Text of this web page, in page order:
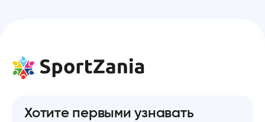
Хотите первыми узнавать